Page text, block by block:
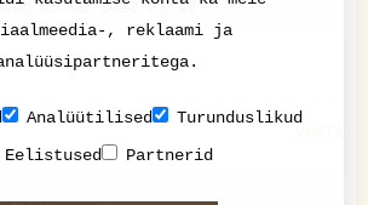
15.02.2023 21:19
, reklaami ja
Analüütilised
Turunduslikud
Eelistused
Partnerid